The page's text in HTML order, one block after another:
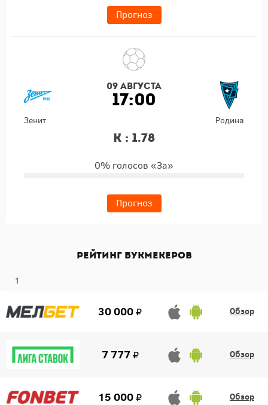
Прогноз
09 августа
17:00
Зенит Родина
К : 1.78
0% голосов «За»
Прогноз
Рейтинг букмекеров
1
30 000 Обзор
7 777 Обзор
15 000 Обзор